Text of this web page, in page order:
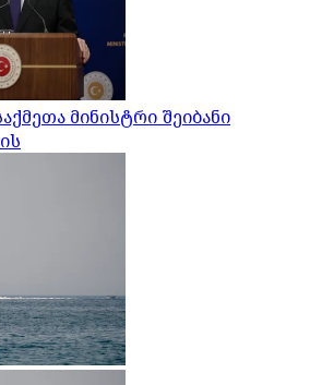
მინისტრი შეიბანი